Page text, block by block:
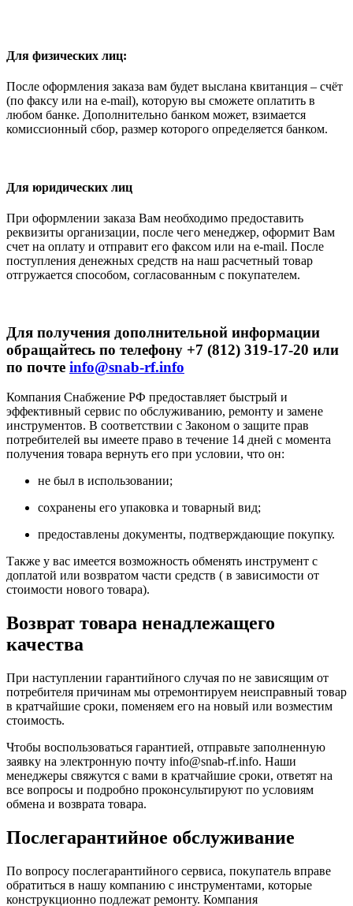
Для физических лиц:
После оформления заказа вам будет выслана квитанция – счёт
(по факсу или на e-mail), которую вы сможете оплатить в
любом банке. Дополнительно банком может, взимается
комиссионный сбор, размер которого определяется банком.
Для юридических лиц
При оформлении заказа Вам необходимо предоставить
реквизиты организации, после чего менеджер, оформит Вам
счет на оплату и отправит его факсом или на e-mail. После
поступления денежных средств на наш расчетный товар
отгружается способом, согласованным с покупателем.
Для получения дополнительной информации
обращайтесь по телефону +7 (812) 319-17-20 или
по почте info@snab-rf.info
Компания Снабжение РФ предоставляет быстрый и
эффективный сервис по обслуживанию, ремонту и замене
инструментов. В соответствии с Законом о защите прав
потребителей вы имеете право в течение 14 дней с момента
получения товара вернуть его при условии, что он:
не был в использовании;
сохранены его упаковка и товарный вид;
предоставлены документы, подтверждающие покупку.
Также у вас имеется возможность обменять инструмент с
доплатой или возвратом части средств ( в зависимости от
стоимости нового товара).
Возврат товара ненадлежащего
качества
При наступлении гарантийного случая по не зависящим от
потребителя причинам мы отремонтируем неисправный товар
в кратчайшие сроки, поменяем его на новый или возместим
стоимость.
Чтобы воспользоваться гарантией, отправьте заполненную
заявку на электронную почту info@snab-rf.info. Наши
менеджеры свяжутся с вами в кратчайшие сроки, ответят на
все вопросы и подробно проконсультируют по условиям
обмена и возврата товара.
Послегарантийное обслуживание
По вопросу послегарантийного сервиса, покупатель вправе
обратиться в нашу компанию с инструментами, которые
конструкционно подлежат ремонту. Компания